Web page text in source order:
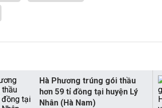
Hà Phương trúng gói thầu
hơn 59 tỉ đồng tại huyện Lý
Nhân (Hà Nam)